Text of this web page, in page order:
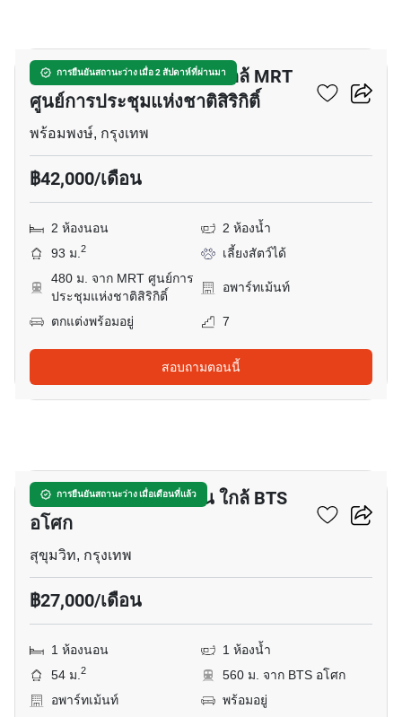
การยืนยันสถานะว่าง เมื่อ 2 สัปดาห์ที่ผ่านมา
อพาร์ทเมนต์ 2-ห้องนอน ใกล้ MRT
ศูนย์การประชุมแห่งชาติสิริกิติ์
พร้อมพงษ์, กรุงเทพ
฿42,000/เดือน
2 ห้องนอน
2 ห้องน้ำ
93 ม.2
เลี้ยงสัตว์ได้
480 ม. จาก MRT ศูนย์การ
ประชุมแห่งชาติสิริกิติ์
อพาร์ทเม้นท์
ตกแต่งพร้อมอยู่ 7
สอบถามตอนนี้
การยืนยันสถานะว่าง เมื่อเดือนที่แล้ว
อพาร์ทเมนต์ 1-ห้องนอน ใกล้ BTS
อโศก
สุขุมวิท, กรุงเทพ
฿27,000/เดือน
1 ห้องนอน
1 ห้องน้ำ
54 ม.2
560 ม. จาก BTS อโศก
อพาร์ทเม้นท์
พร้อมอยู่